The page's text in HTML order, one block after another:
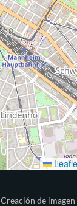
Creación de